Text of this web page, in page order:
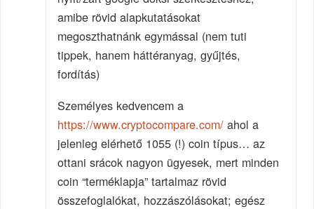
amibe rövid alapkutatásokat
megoszthatnánk egymással (nem tuti
tippek, hanem háttéranyag, gyűjtés,
fordítás)
Személyes kedvencem a
https://www.cryptocompare.com/ ahol a
jelenleg elérhető 1055 (!) coin típus… az
ottani srácok nagyon ügyesek, mert minden
coin “terméklapja” tartalmaz rövid
összefoglalókat, hozzászólásokat; egész